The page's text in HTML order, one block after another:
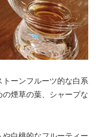
ーンフルーツ的な白系
煙草の葉、シャープな